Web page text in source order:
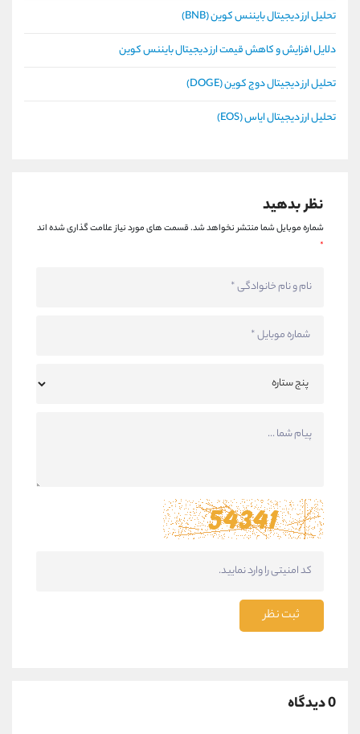
تحلیل ارز دیجیتال بایننس کوین (BNB)
دلایل افزایش و کاهش قیمت ارز دیجیتال بایننس کوین
تحلیل ارز دیجیتال دوج کوین (DOGE)
تحلیل ارز دیجیتال ایاس (EOS)
نظر بدهید
شماره موبایل شما منتشر نخواهد شد.قسمت های مورد نیاز علامت گذاری شده اند
*
ثبت نظر
0 دیدگاه